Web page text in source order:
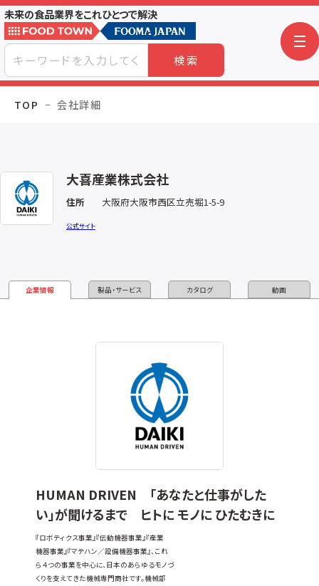
未来の食品業界をこれひとつで解決
検索
TOP 会社詳細
大喜産業株式会社
住所 大阪府大阪市西区立売堀1-5-9
公式サイト
企業情報 製品・サービス カタログ 動画
HUMAN DRIVEN 「あなたと仕事がした
い」が聞けるまで ヒトに モノに ひたむきに
『ロボティクス事業』『伝動機器事業』『産業
機器事業』『マテハン／設備機器事業』、これ
ら４つの事業を中心に、日本のあらゆるモノづ
くりを支えてきた機械専門商社です。機械部